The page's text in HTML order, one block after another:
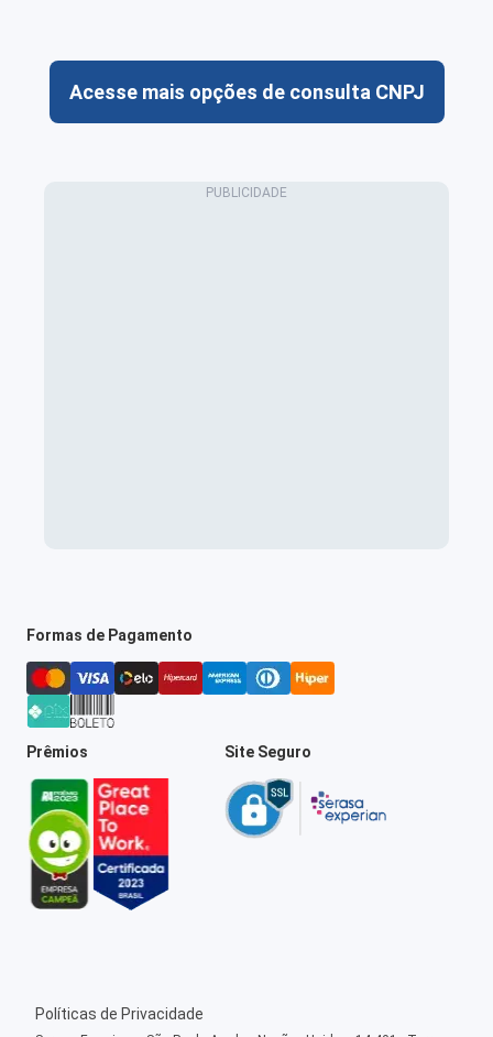
Acesse mais opções de consulta CNPJ
Formas de Pagamento
Prêmios Site Seguro
Políticas de Privacidade